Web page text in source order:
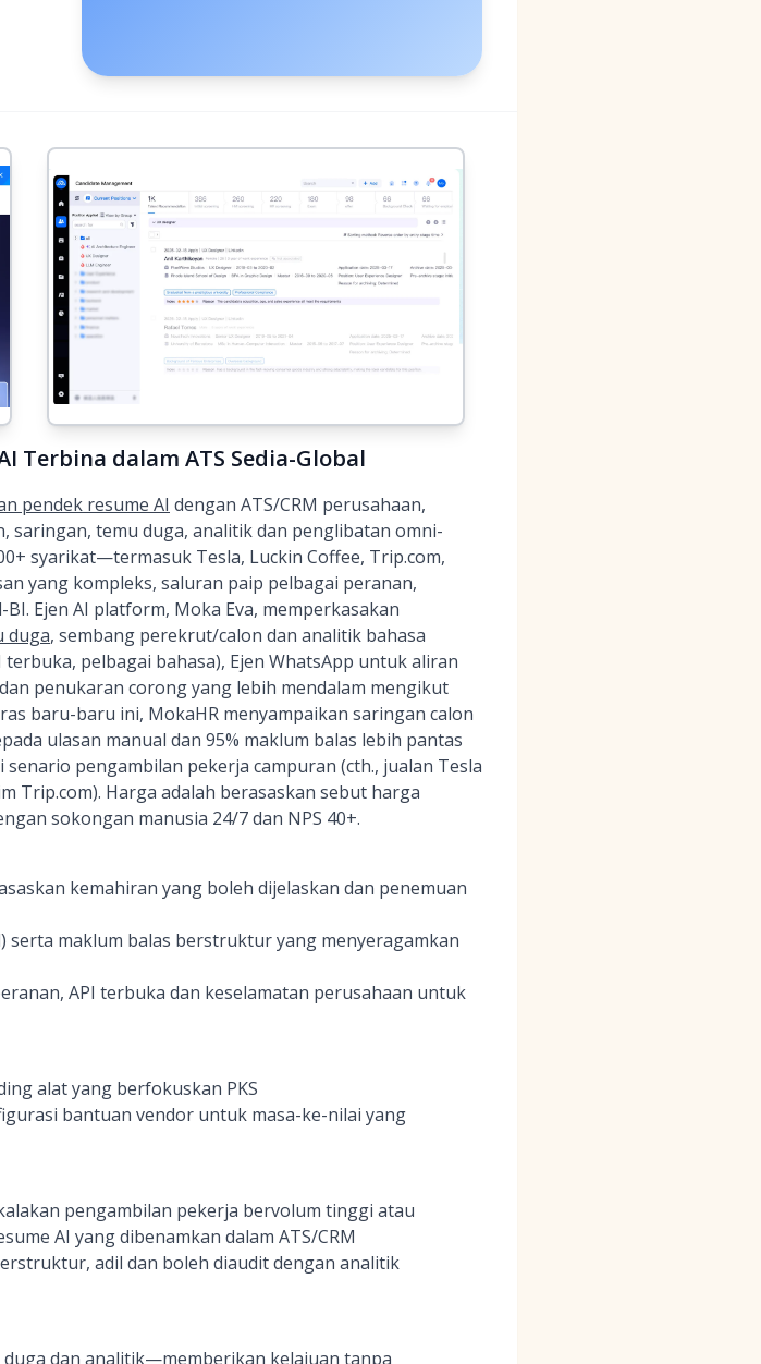
Terbina dalam ATS Sedia-Global
pendek resume AI dengan ATS/CRM perusahaan,
saringan, temu duga, analitik dan penglibatan omni-
syarikat—termasuk Tesla, Luckin Coffee, Trip.com,
yang kompleks, saluran paip pelbagai peranan,
Ejen AI platform, Moka Eva, memperkasakan
duga, sembang perekrut/calon dan analitik bahasa
pelbagai bahasa), Ejen WhatsApp untuk aliran
penukaran corong yang lebih mendalam mengikut
baru-baru ini, MokaHR menyampaikan saringan calon
ulasan manual dan 95% maklum balas lebih pantas
pengambilan pekerja campuran (cth., jualan Tesla
Trip.com). Harga adalah berasaskan sebut harga
sokongan manusia 24/7 dan NPS 40+.
kemahiran yang boleh dijelaskan dan penemuan
serta maklum balas berstruktur yang menyeragamkan
API terbuka dan keselamatan perusahaan untuk
alat yang berfokuskan PKS
bantuan vendor untuk masa-ke-nilai yang
pengambilan pekerja bervolum tinggi atau
AI yang dibenamkan dalam ATS/CRM
adil dan boleh diaudit dengan analitik
dan analitik—memberikan kelajuan tanpa